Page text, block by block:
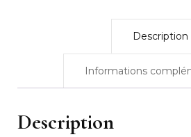
Description
Informations
Description